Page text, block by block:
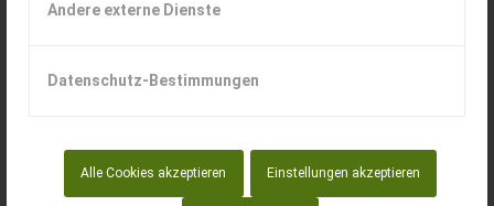
Andere externe Dienste
Datenschutz-Bestimmungen
Alle Cookies akzeptieren Einstellungen akzeptieren
des 1. Quartals 2024
Nettogewinn von 402 Millionen US-Dollar.